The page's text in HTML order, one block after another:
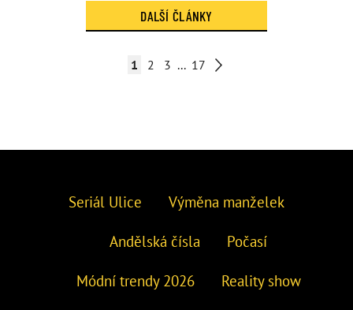
DALŠÍ ČLÁNKY
1 2 3 ... 17
Seriál Ulice Výměna manželek
Andělská čísla Počasí
Módní trendy 2026 Reality show